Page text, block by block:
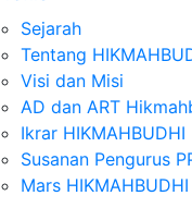
Sejarah
Tentang
Visi dan Misi
AD dan ART
Ikrar HIKMAHBUDHI
Susanan Pengurus
Mars HIKMAHBUDHI